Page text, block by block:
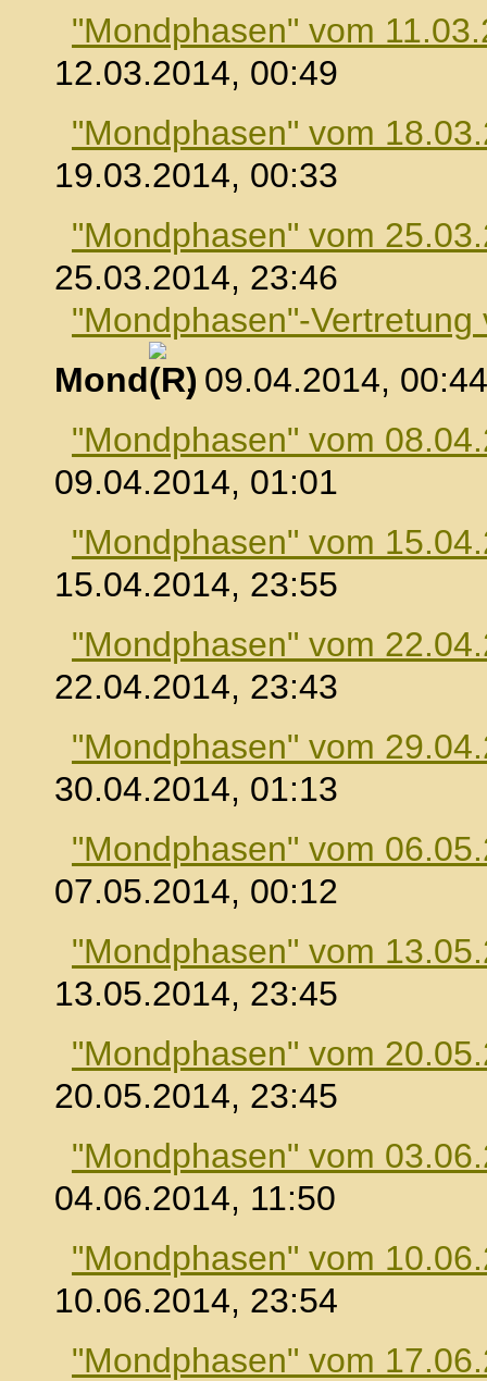
"Mondphasen" vom
12.03.2014, 00:49
"Mondphasen" vom
19.03.2014, 00:33
"Mondphasen" vom
25.03.2014, 23:46
"Mondphasen"-
Mond
, 09.04.2014, 00:44
"Mondphasen" vom
09.04.2014, 01:01
"Mondphasen" vom
15.04.2014, 23:55
"Mondphasen" vom
22.04.2014, 23:43
"Mondphasen" vom
30.04.2014, 01:13
"Mondphasen" vom
07.05.2014, 00:12
"Mondphasen" vom
13.05.2014, 23:45
"Mondphasen" vom
20.05.2014, 23:45
"Mondphasen" vom
04.06.2014, 11:50
"Mondphasen" vom
10.06.2014, 23:54
"Mondphasen" vom